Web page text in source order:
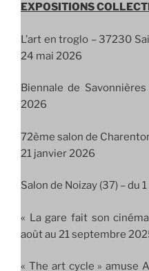
EXPOSITIONS
L’art en troglo – 37230
24 mai 2026
Biennale de
2026
72ème salon de
21 janvier 2026
Salon de Noizay (37) – du
« La gare fait son
août au 21 septembre
« The art cycle » amuse